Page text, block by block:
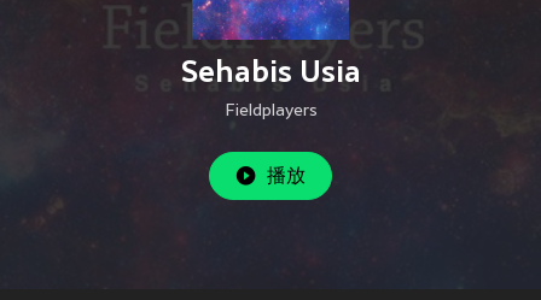
Sehabis Usia
Fieldplayers
播放